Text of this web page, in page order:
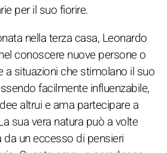
per il suo fiorire.
nella terza casa, Leonardo
conoscere nuove persone o
a situazioni che stimolano il suo
facilmente influenzabile,
altrui e ama partecipare a
sua vera natura può a volte
un eccesso di pensieri